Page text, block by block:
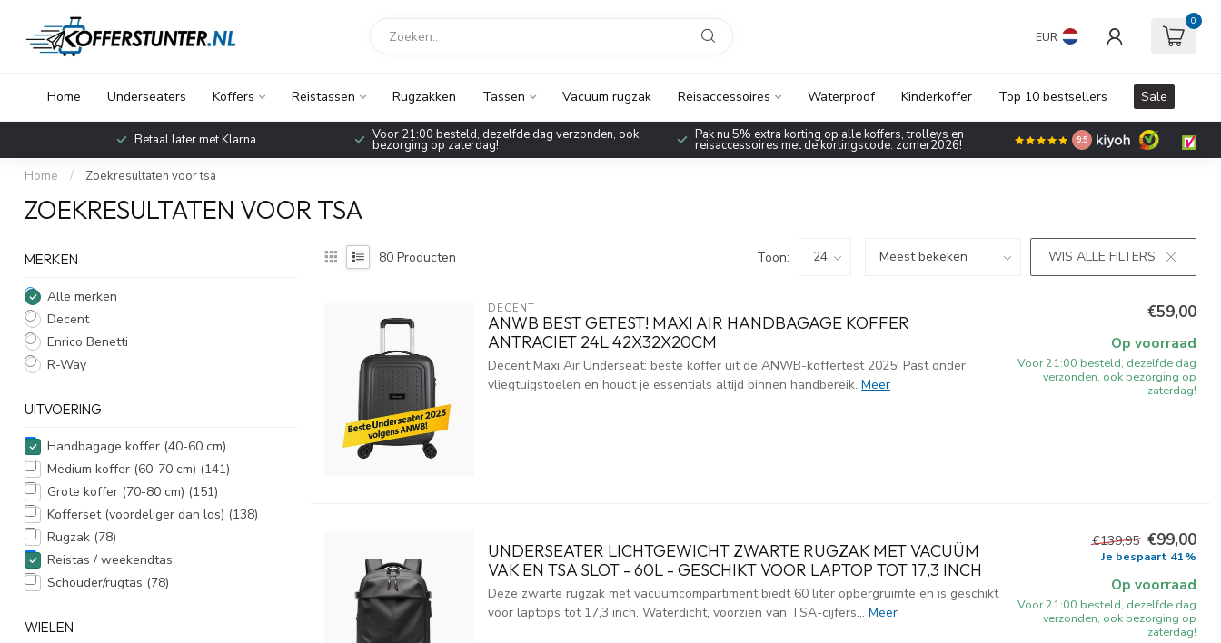
EUR
0
Home Underseaters Koffers Reistassen Rugzakken Tassen Vacuum rugzak Reisaccessoires Waterproof Kinderkoffer Top 10 bestsellers Sale
Betaal later met Klarna Voor 21:00 besteld, dezelfde dag verzonden, ook
bezorging op zaterdag!
Pak nu 5% extra korting op alle koffers, trolleys en
reisaccessoires met de kortingscode: zomer2026! 9.5
Home / Zoekresultaten voor tsa
ZOEKRESULTATEN VOOR TSA
MERKEN
Alle merken
Decent
Enrico Benetti
R-Way
UITVOERING
Handbagage koffer (40-60 cm)
Medium koffer (60-70 cm) (141)
Grote koffer (70-80 cm) (151)
Kofferset (voordeliger dan los) (138)
Rugzak (78)
Reistas / weekendtas
Schouder/rugtas (78)
WIELEN
80 Producten Toon: WIS ALLE FILTERS
DECENT
ANWB BEST GETEST! MAXI AIR HANDBAGAGE KOFFER
ANTRACIET 24L 42X32X20CM
Decent Maxi Air Underseat: beste koffer uit de ANWB-koffertest 2025! Past onder
vliegtuigstoelen en houdt je essentials altijd binnen handbereik. Meer
€59,00
Op voorraad
Voor 21:00 besteld, dezelfde dag
verzonden, ook bezorging op
zaterdag!
UNDERSEATER LICHTGEWICHT ZWARTE RUGZAK MET VACUÜM
VAK EN TSA SLOT - 60L - GESCHIKT VOOR LAPTOP TOT 17,3 INCH
Deze zwarte rugzak met vacuümcompartiment biedt 60 liter opbergruimte en is geschikt
voor laptops tot 17,3 inch. Waterdicht, voorzien van TSA-cijfers... Meer
€139,95 €99,00
Je bespaart 41%
Op voorraad
Voor 21:00 besteld, dezelfde dag
verzonden, ook bezorging op
zaterdag!